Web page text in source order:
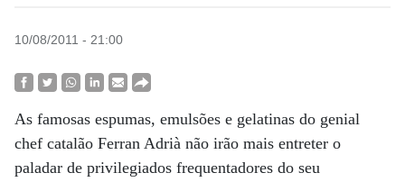
10/08/2011 - 21:00
As famosas espumas, emulsões e gelatinas do genial
chef catalão Ferran Adrià não irão mais entreter o
paladar de privilegiados frequentadores do seu